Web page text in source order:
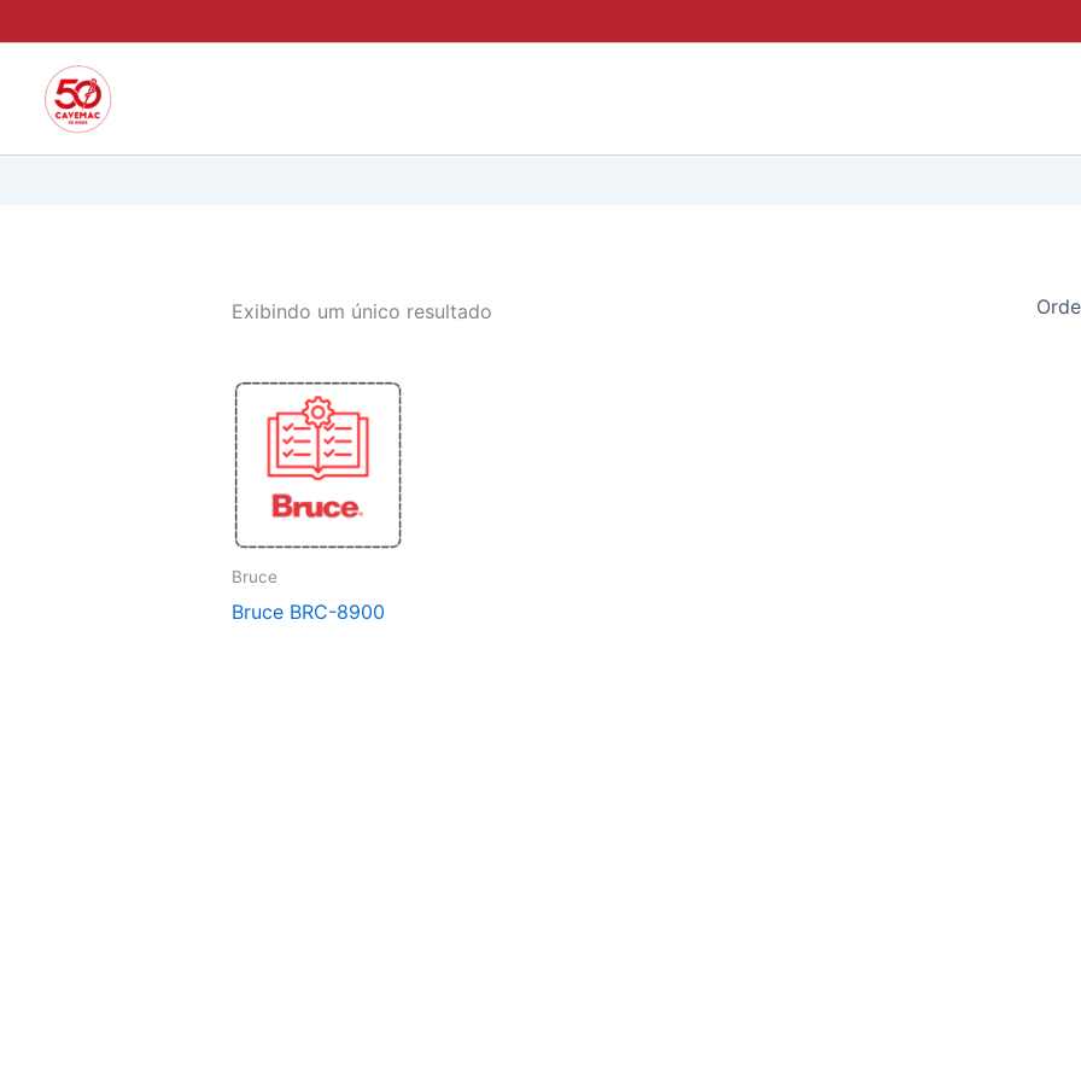
para
conteúdo
Exibindo um único resultado
Bruce
Bruce BRC-8900